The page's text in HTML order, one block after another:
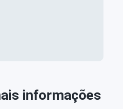
informações